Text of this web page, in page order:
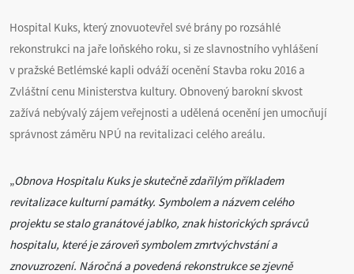
Hospital Kuks, který znovuotevřel své brány po rozsáhlé
rekonstrukci na jaře loňského roku, si ze slavnostního vyhlášení
v pražské Betlémské kapli odváží ocenění Stavba roku 2016 a
Zvláštní cenu Ministerstva kultury. Obnovený barokní skvost
zažívá nebývalý zájem veřejnosti a udělená ocenění jen umocňují
správnost záměru NPÚ na revitalizaci celého areálu.
„Obnova Hospitalu Kuks je skutečně zdařilým příkladem
revitalizace kulturní památky. Symbolem a názvem celého
projektu se stalo granátové jablko, znak historických správců
hospitalu, které je zároveň symbolem zmrtvýchvstání a
znovuzrození. Náročná a povedená rekonstrukce se zjevně